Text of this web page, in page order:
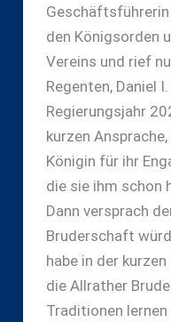
Geschäftsführerin
den Königsorden
Vereins und rief
Regenten, Daniel
Regierungsjahr
kurzen
Königin für ihr
die sie ihm schon
Dann versprach
Bruderschaft
habe in der
die Allrather
Traditionen